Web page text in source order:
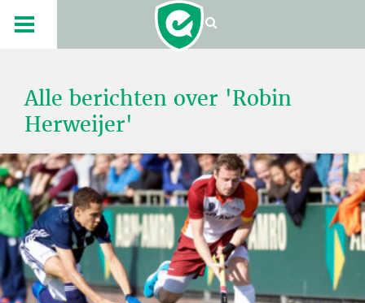
Alle berichten over 'Robin
Herweijer'